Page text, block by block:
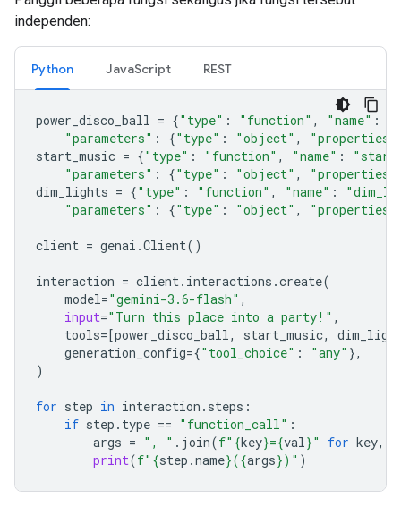
independen:
Python JavaScript REST
power_disco_ball = {"type" : "function" , "name" :
"parameters" : {"type" : "object" , "properties"
start_music = {"type" : "function" , "name" :
"parameters" : {"type" : "object" , "properties"
dim_lights = {"type" : "function" , "name" :
"parameters" : {"type" : "object" , "properties"
client = genai .Client()
interaction = client. interactions .create(
model="gemini-3.6-flash" ,
input="Turn this place into a party!" ,
tools= [power_disco_ball, start_music,
generation_config={"tool_choice" : "any" },
)
for step in interaction . steps :
if step . type == "function_call" :
args = ", " . join(f" {key}={val}" for key,
print(f" {step .name}({args})" )